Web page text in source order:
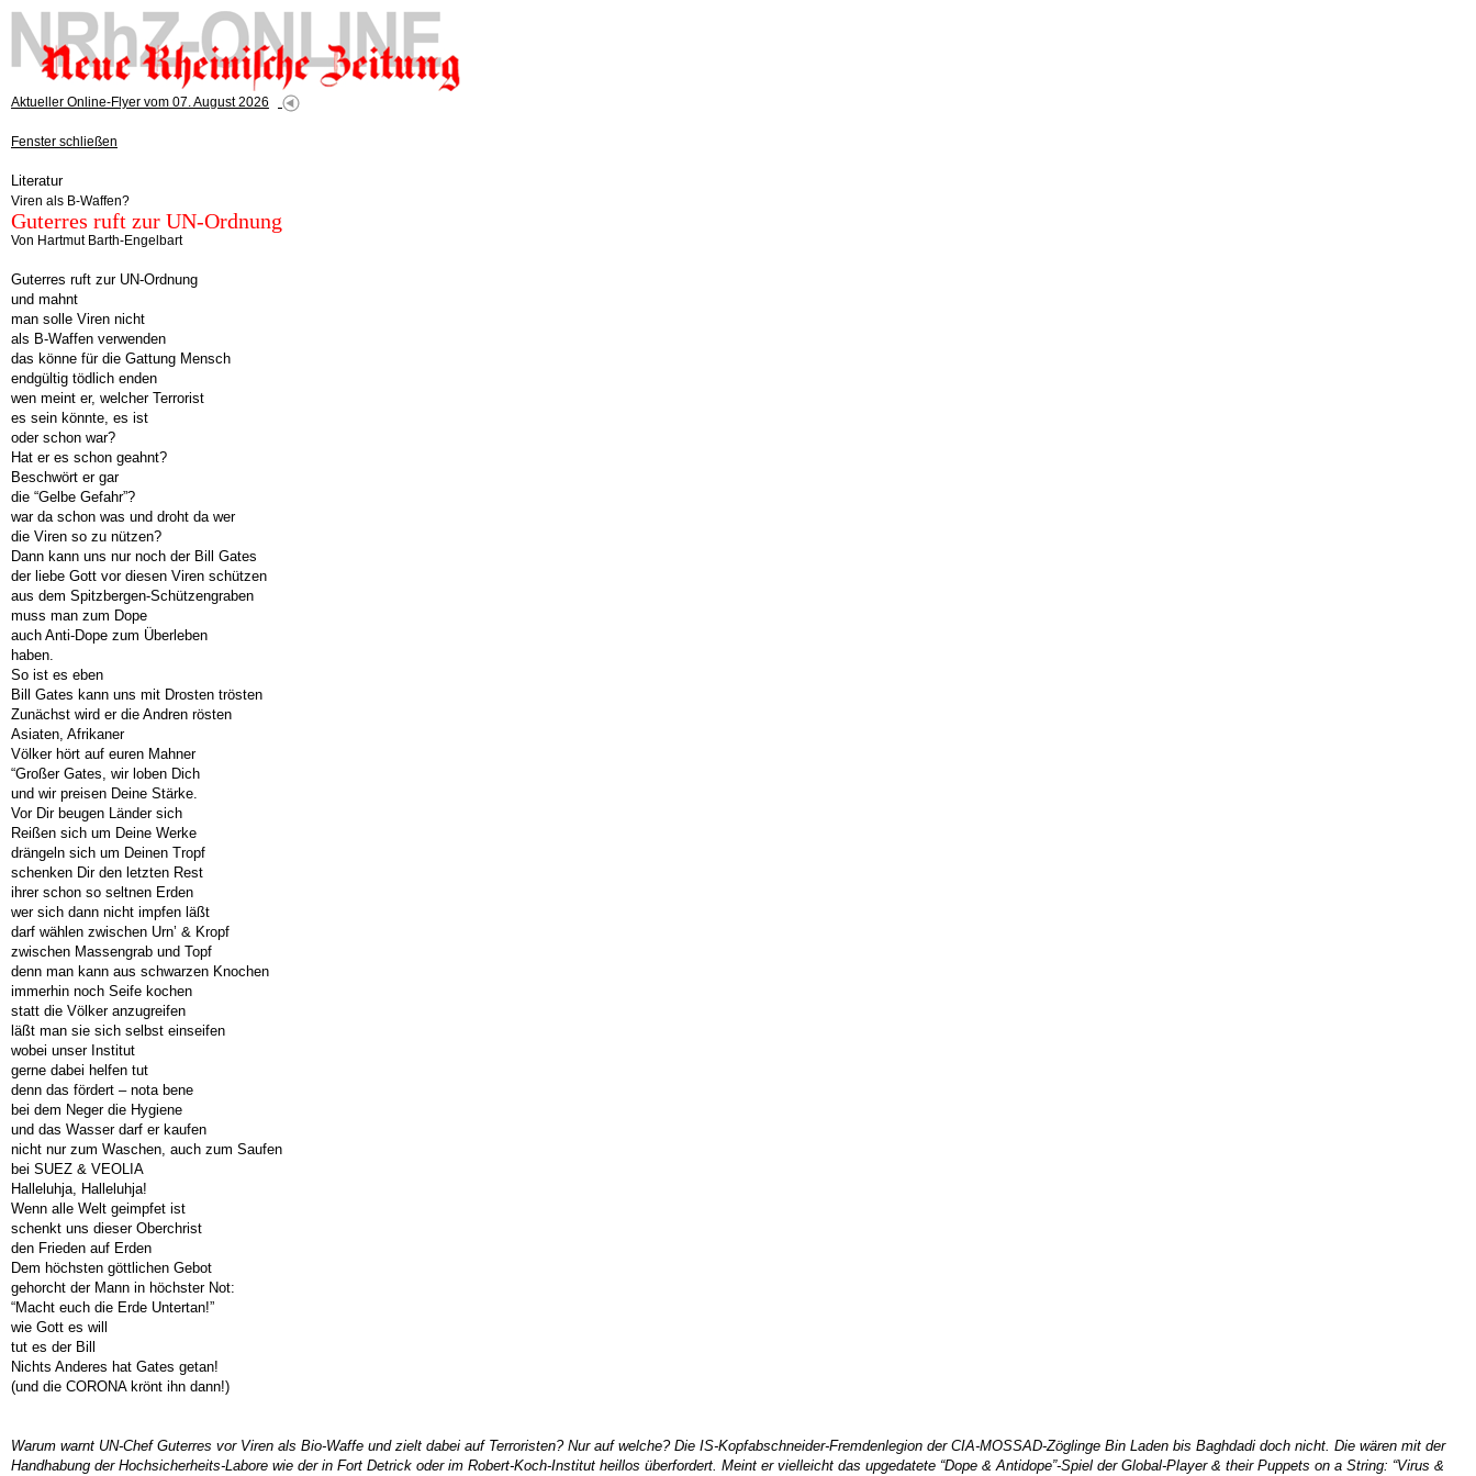
Aktueller Online-Flyer vom 07. August 2026
Fenster schließen
Literatur
Viren als B-Waffen?
Guterres ruft zur UN-Ordnung
Von Hartmut Barth-Engelbart
Guterres ruft zur UN-Ordnung
und mahnt
man solle Viren nicht
als B-Waffen verwenden
das könne für die Gattung Mensch
endgültig tödlich enden
wen meint er, welcher Terrorist
es sein könnte, es ist
oder schon war?
Hat er es schon geahnt?
Beschwört er gar
die “Gelbe Gefahr”?
war da schon was und droht da wer
die Viren so zu nützen?
Dann kann uns nur noch der Bill Gates
der liebe Gott vor diesen Viren schützen
aus dem Spitzbergen-Schützengraben
muss man zum Dope
auch Anti-Dope zum Überleben
haben.
So ist es eben
Bill Gates kann uns mit Drosten trösten
Zunächst wird er die Andren rösten
Asiaten, Afrikaner
Völker hört auf euren Mahner
“Großer Gates, wir loben Dich
und wir preisen Deine Stärke.
Vor Dir beugen Länder sich
Reißen sich um Deine Werke
drängeln sich um Deinen Tropf
schenken Dir den letzten Rest
ihrer schon so seltnen Erden
wer sich dann nicht impfen läßt
darf wählen zwischen Urn’ & Kropf
zwischen Massengrab und Topf
denn man kann aus schwarzen Knochen
immerhin noch Seife kochen
statt die Völker anzugreifen
läßt man sie sich selbst einseifen
wobei unser Institut
gerne dabei helfen tut
denn das fördert – nota bene
bei dem Neger die Hygiene
und das Wasser darf er kaufen
nicht nur zum Waschen, auch zum Saufen
bei SUEZ & VEOLIA
Halleluhja, Halleluhja!
Wenn alle Welt geimpfet ist
schenkt uns dieser Oberchrist
den Frieden auf Erden
Dem höchsten göttlichen Gebot
gehorcht der Mann in höchster Not:
“Macht euch die Erde Untertan!”
wie Gott es will
tut es der Bill
Nichts Anderes hat Gates getan!
(und die CORONA krönt ihn dann!)
Warum warnt UN-Chef Guterres vor Viren als Bio-Waffe und zielt dabei auf Terroristen? Nur auf welche? Die IS-Kopfabschneider-Fremdenlegion der CIA-MOSSAD-Zöglinge Bin Laden bis Baghdadi doch nicht. Die wären mit der
Handhabung der Hochsicherheits-Labore wie der in Fort Detrick oder im Robert-Koch-Institut heillos überfordert. Meint er vielleicht das upgedatete “Dope & Antidope”-Spiel der Global-Player & their Puppets on a String: “Virus &